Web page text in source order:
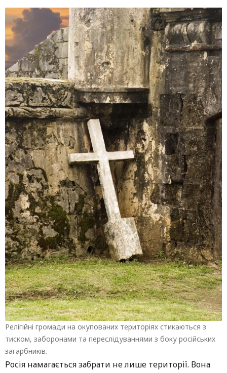
Релігійні громади на окупованих територіях стикаються з
тиском, заборонами та переслідуваннями з боку російських
загарбників.
Росія намагається забрати не лише території. Вона